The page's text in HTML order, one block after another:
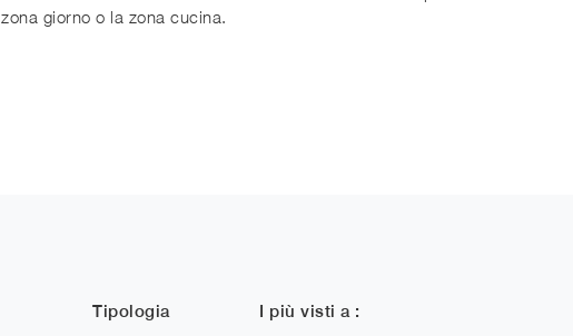
zona giorno o la zona cucina.
Tipologia I più visti a :